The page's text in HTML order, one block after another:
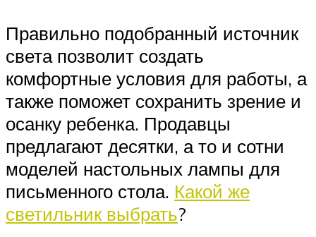
Правильно подобранный источник
света позволит создать
комфортные условия для работы, а
также поможет сохранить зрение и
осанку ребенка. Продавцы
предлагают десятки, а то и сотни
моделей настольных лампы для
письменного стола. Какой же
светильник выбрать?